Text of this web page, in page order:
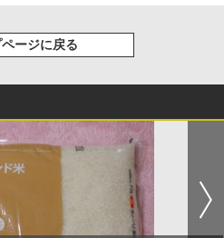
ページに戻る